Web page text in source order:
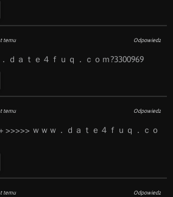
temu Odpowiedz
ｄａｔｅ４ｆｕｑ．ｃｏｍ?3300969
temu Odpowiedz
ｗｗｗ．ｄａｔｅ４ｆｕｑ．ｃｏ
temu Odpowiedz